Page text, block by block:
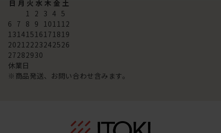
日 月 火 水 木 金 土
1 2 3 4 5
6 7 8 9 101112
13141516171819
20212223242526
27282930
休業日
※商品発送、お問い合わせ含みます。